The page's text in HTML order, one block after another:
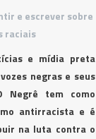
e escrever sobre
raciais
e mídia preta
negras e seus
Negrê tem como
antirracista e é
na luta contra o